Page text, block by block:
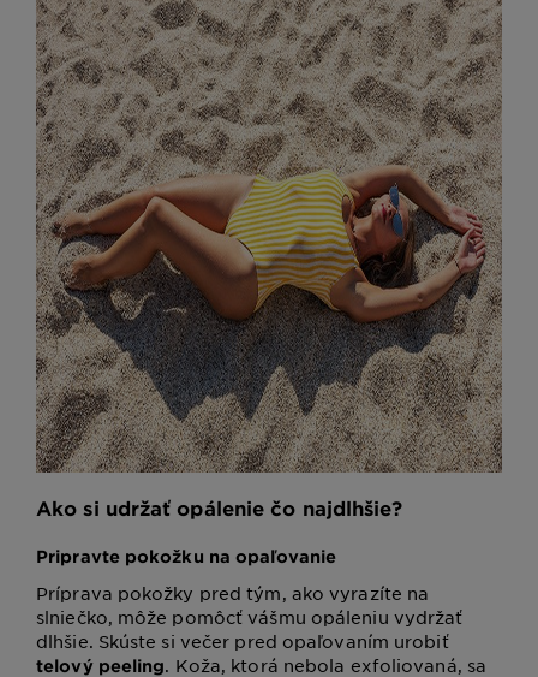
Ako si udržať opálenie čo najdlhšie?
Pripravte pokožku na opaľovanie
Príprava pokožky pred tým, ako vyrazíte na
slniečko, môže pomôcť vášmu opáleniu vydržať
dlhšie. Skúste si večer pred opaľovaním urobiť
telový peeling. Koža, ktorá nebola exfoliovaná, sa